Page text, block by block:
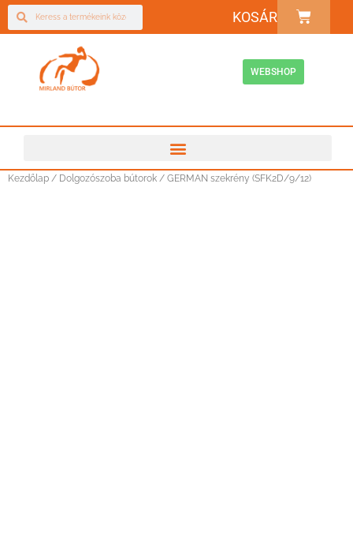
KOSÁR
WEBSHOP
Kezdőlap / Dolgozószoba bútorok / GERMAN szekrény (SFK2D/9/12)